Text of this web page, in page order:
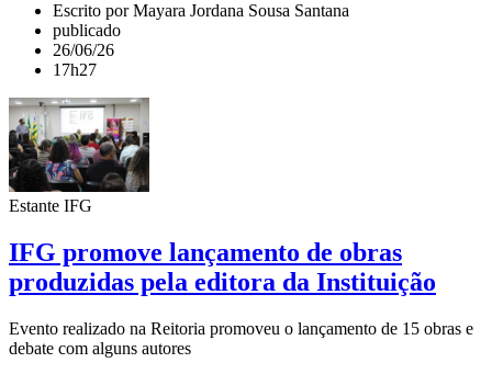
Escrito por Mayara Jordana Sousa Santana
publicado
26/06/26
17h27
Estante IFG
IFG promove lançamento de obras
produzidas pela editora da Instituição
Evento realizado na Reitoria promoveu o lançamento de 15 obras e
debate com alguns autores